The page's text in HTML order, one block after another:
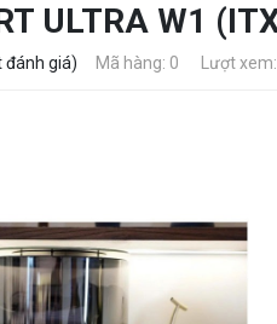
ULTRA W1
đánh giá) Mã hàng: 0 Lượt xem: